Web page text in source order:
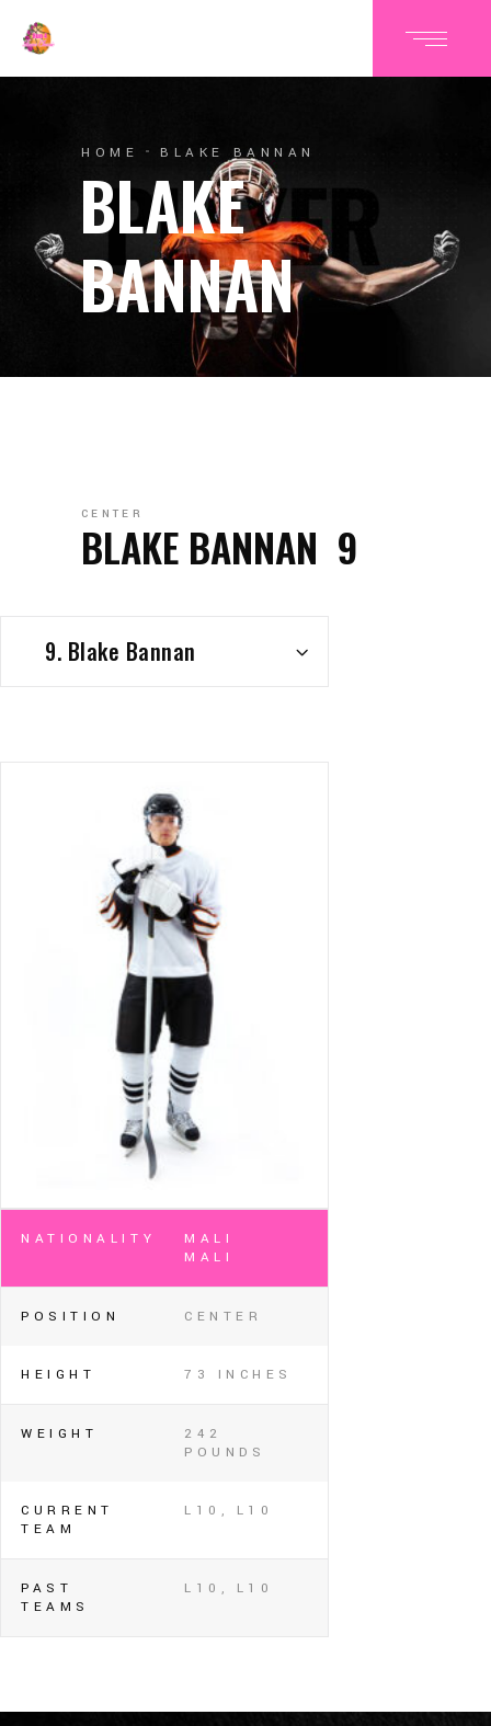
HOME BLAKE BANNAN
BLAKE
BANNAN
CENTER
9
BLAKE BANNAN
9. Blake Bannan
NATIONALITY
MALI
MALI
POSITION CENTER
HEIGHT 73 INCHES
WEIGHT
242
POUNDS
CURRENT
TEAM
L10, L10
PAST
TEAMS
L10, L10